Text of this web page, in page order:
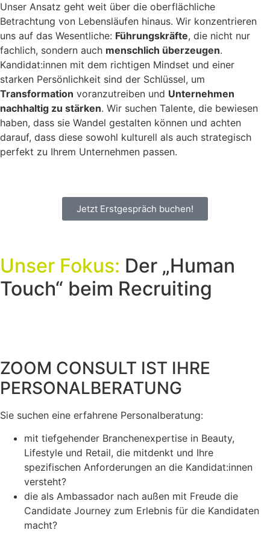
Unser Ansatz geht weit über die oberflächliche
Betrachtung von Lebensläufen hinaus. Wir konzentrieren
uns auf das Wesentliche: Führungskräfte, die nicht nur
fachlich, sondern auch menschlich überzeugen.
Kandidat:innen mit dem richtigen Mindset und einer
starken Persönlichkeit sind der Schlüssel, um
Transformation voranzutreiben und Unternehmen
nachhaltig zu stärken. Wir suchen Talente, die bewiesen
haben, dass sie Wandel gestalten können und achten
darauf, dass diese sowohl kulturell als auch strategisch
perfekt zu Ihrem Unternehmen passen.
Jetzt Erstgespräch buchen!
Unser Fokus: Der „Human
Touch“ beim Recruiting
ZOOM CONSULT IST IHRE
PERSONALBERATUNG
Sie suchen eine erfahrene Personalberatung:
mit tiefgehender Branchenexpertise in Beauty,
Lifestyle und Retail, die mitdenkt und Ihre
spezifischen Anforderungen an die Kandidat:innen
versteht?
die als Ambassador nach außen mit Freude die
Candidate Journey zum Erlebnis für die Kandidaten
macht?